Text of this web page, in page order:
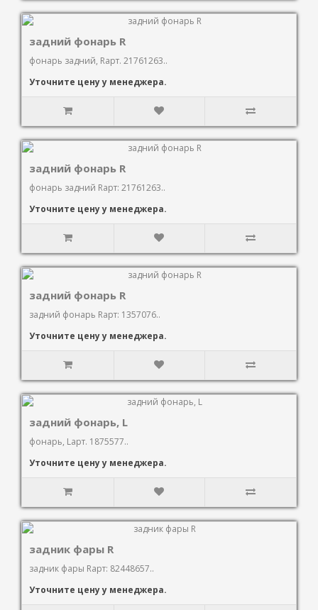
задний фонарь R
фонарь задний, Rарт. 21761263..
Уточните цену у менеджера.
задний фонарь R
фонарь задний Rарт: 21761263..
Уточните цену у менеджера.
задний фонарь R
задний фонарь Rарт: 1357076..
Уточните цену у менеджера.
задний фонарь, L
фонарь, Lарт. 1875577..
Уточните цену у менеджера.
задник фары R
задник фары Rарт: 82448657..
Уточните цену у менеджера.